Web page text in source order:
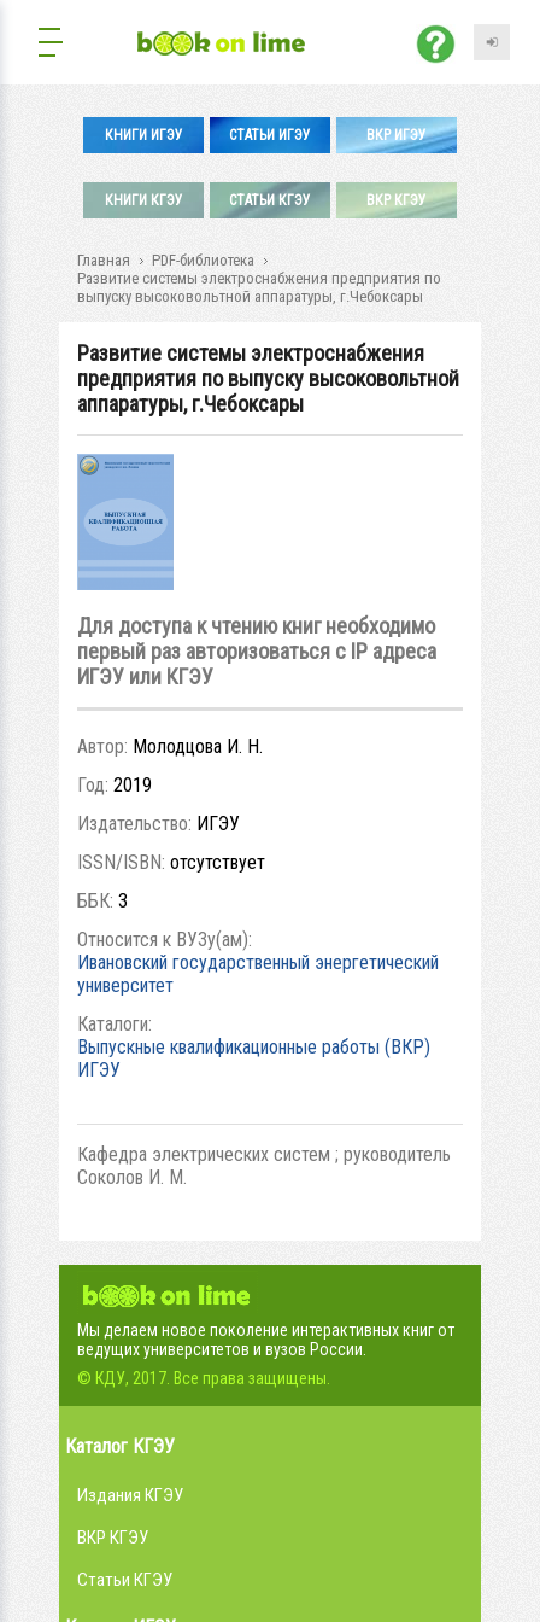
КНИГИ ИГЭУ СТАТЬИ ИГЭУ ВКР ИГЭУ
КНИГИ КГЭУ СТАТЬИ КГЭУ ВКР КГЭУ
Главная
PDF-библиотека
Развитие системы электроснабжения предприятия по
выпуску высоковольтной аппаратуры, г.Чебоксары
Развитие системы электроснабжения
предприятия по выпуску высоковольтной
аппаратуры, г.Чебоксары
Для доступа к чтению книг необходимо
первый раз авторизоваться с IP адреса
ИГЭУ или КГЭУ
Автор: Молодцова И. Н.
Год: 2019
Издательство: ИГЭУ
ISSN/ISBN: отсутствует
ББК: 3
Относится к ВУЗу(ам):
Ивановский государственный энергетический
университет
Каталоги:
Выпускные квалификационные работы (ВКР)
ИГЭУ
Кафедра электрических систем ; руководитель
Соколов И. М.
Мы делаем новое поколение интерактивных книг от
ведущих университетов и вузов России.
© КДУ, 2017. Все права защищены.
Каталог КГЭУ
Издания КГЭУ
ВКР КГЭУ
Статьи КГЭУ